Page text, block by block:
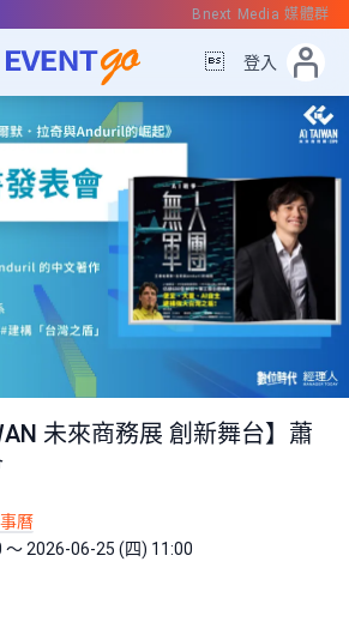
Bnext Media 媒體群
 登入
未來商務展 創新舞台】蕭
曆
2026-06-25 (四) 11:00